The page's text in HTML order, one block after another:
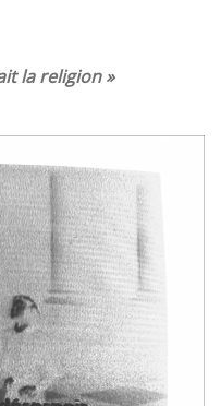
la religion »